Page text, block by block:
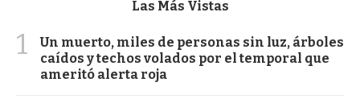
Las Más Vistas
1
Un muerto, miles de personas sin luz, árboles
caídos y techos volados por el temporal que
ameritó alerta roja